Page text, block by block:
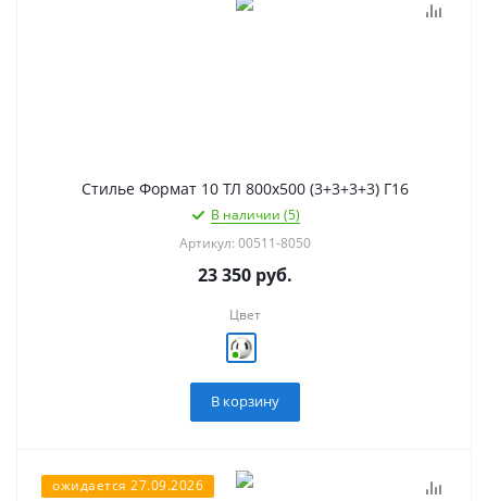
Стилье Формат 10 ТЛ 800х500 (3+3+3+3) Г16
В наличии (5)
Артикул: 00511-8050
23 350руб.
Цвет
В корзину
ожидается 27.09.2026